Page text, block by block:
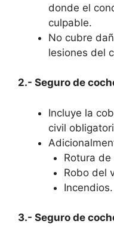
donde el
culpable.
No cubre
lesiones del
2.- Seguro de
Incluye la
civil
Rotura de
Robo del
Incendios.
3.- Seguro de